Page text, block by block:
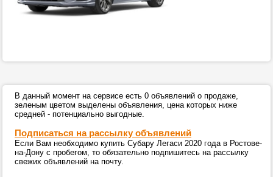
В данный момент на сервисе есть 0 объявлений о продаже,
зеленым цветом выделены объявления, цена которых ниже
средней - потенциально выгодные.
Подписаться на рассылку объявлений
Если Вам необходимо купить Субару Легаси 2020 года в Ростове-
на-Дону с пробегом, то обязательно подпишитесь на рассылку
свежих объявлений на почту.